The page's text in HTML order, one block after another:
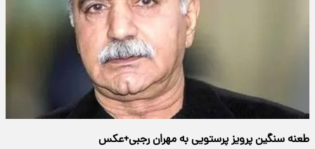
طعنه سنگین پرویز پرستویی به مهران رجبی+عکس